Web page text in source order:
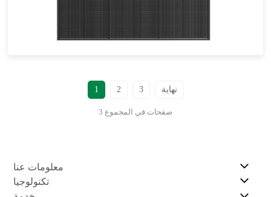
ضمان الطاقة لمدة 25 عامًا
1 2 3 نهاية
3 صفحات في المجموع
معلومات عنا
تكنولوجيا